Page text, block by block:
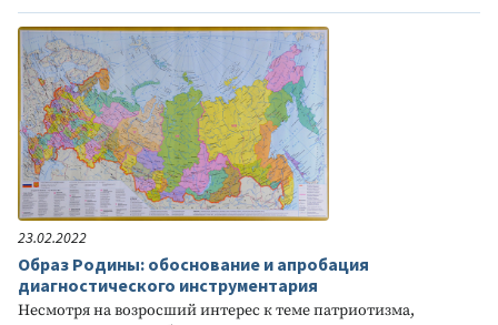
23.02.2022
Образ Родины: обоснование и апробация
диагностического инструментария
Несмотря на возросший интерес к теме патриотизма,